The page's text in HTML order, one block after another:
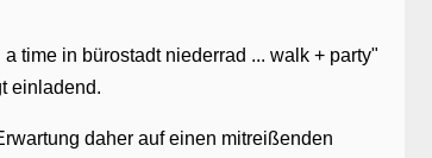
time in bürostadt niederrad ... walk + party"
einladend.
daher auf einen mitreißenden